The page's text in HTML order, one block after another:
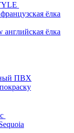
ёлка
английская ёлка
ПВХ